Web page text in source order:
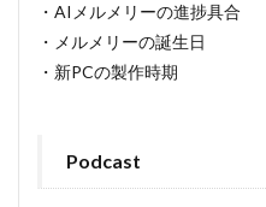
・AIメルメリーの進捗具合
・メルメリーの誕生日
・新PCの製作時期
Podcast